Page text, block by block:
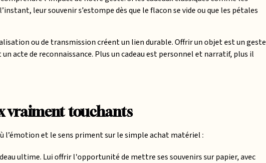
leur souvenir s’estompe dès que le flacon se vide ou que les pétales
ou de transmission créent un lien durable. Offrir un objet est un geste
acte de reconnaissance. Plus un cadeau est personnel et narratif, plus il
vraiment touchants
l’émotion et le sens priment sur le simple achat matériel :
ultime. Lui offrir l'opportunité de mettre ses souvenirs sur papier, avec